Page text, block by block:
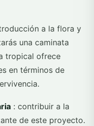
a la flora y
una caminata
tropical ofrece
en términos de
: contribuir a la
de este proyecto.